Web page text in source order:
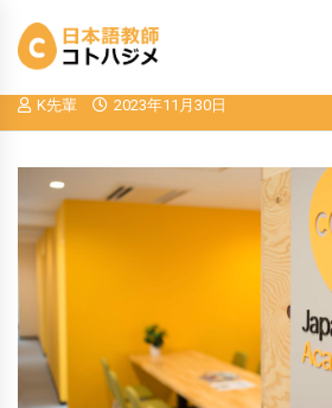
【新ポジション人員募集
Coto World株式会社 有
K先輩 2023年11月30日